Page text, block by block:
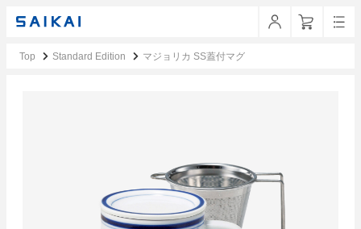
Top Standard Edition マジョリカ SS蓋付マグ